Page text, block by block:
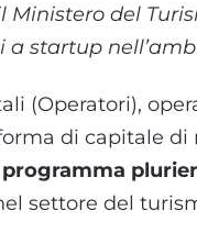
Ministero del
startup
(Operatori),
di capitale di
programma
settore del